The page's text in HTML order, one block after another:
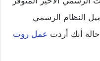
النظام الرسمي
أنك أردت عمل روت